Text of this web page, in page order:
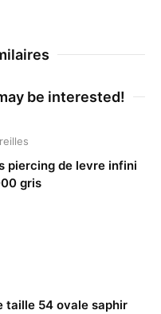
be interested!
piercing de levre infini
gris
taille 54 ovale saphir